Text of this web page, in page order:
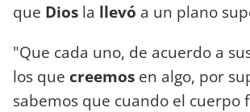
que Dios la llevó a un plano
"Que cada uno, de acuerdo a
los que creemos en algo, por
sabemos que cuando el cuerpo